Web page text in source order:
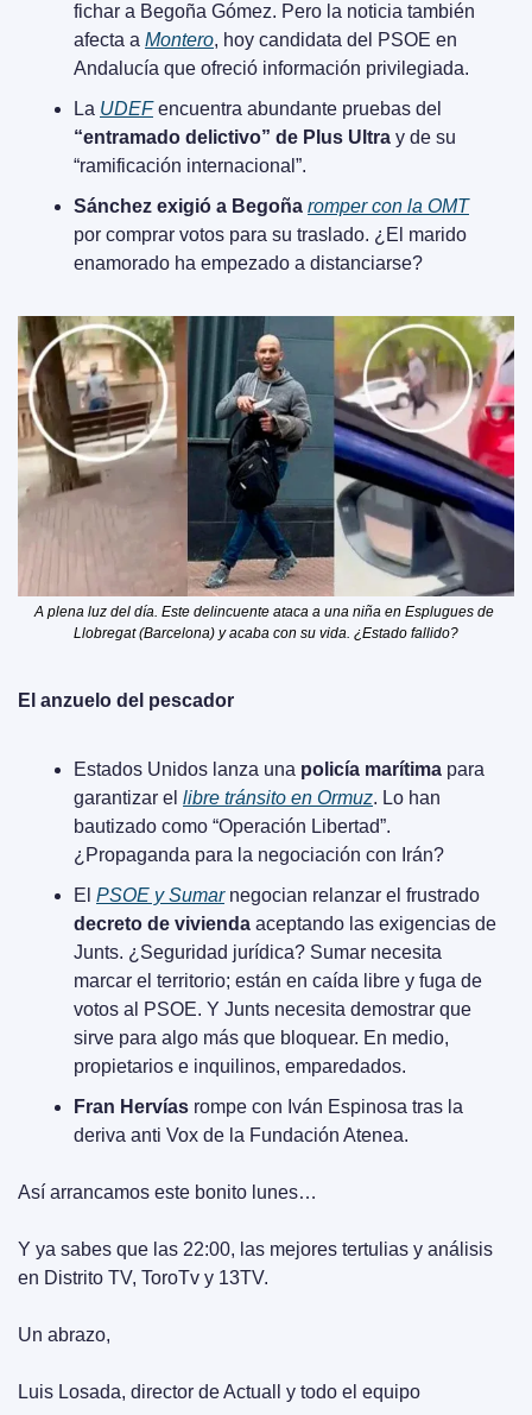
fichar a Begoña Gómez. Pero la noticia también
afecta a Montero, hoy candidata del PSOE en
Andalucía que ofreció información privilegiada.
La UDEF
“entramado delictivo” de Plus Ultra y de su
“ramificación internacional”.
Sánchez exigió a Begoña romper con la OMT
por comprar votos para su traslado. ¿El marido
enamorado ha empezado a distanciarse?
A plena luz del día. Este delincuente ataca a una niña en Esplugues de
Llobregat (Barcelona) y acaba con su vida. ¿Estado fallido?
El anzuelo del pescador
Estados Unidos lanza una policía marítima para
garantizar el libre tránsito en Ormuz. Lo han
bautizado como “Operación Libertad”.
¿Propaganda para la negociación con Irán?
El PSOE y Sumar
decreto de vivienda aceptando las exigencias de
Junts. ¿Seguridad jurídica? Sumar necesita
marcar el territorio; están en caída libre y fuga de
votos al PSOE. Y Junts necesita demostrar que
sirve para algo más que bloquear. En medio,
propietarios e inquilinos, emparedados.
Fran Hervías rompe con Iván Espinosa tras la
deriva anti Vox de la Fundación Atenea.
Así arrancamos este bonito lunes…
Y ya sabes que las 22:00, las mejores tertulias y análisis
en Distrito TV, ToroTv y 13TV.
Un abrazo,
Luis Losada, director de Actuall y todo el equipo